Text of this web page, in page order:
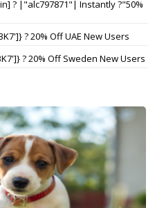
? |"alc797871"| Instantly ?"50%
? 20% Off UAE New Users
? 20% Off Sweden New Users